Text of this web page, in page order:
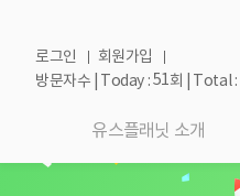
로그인
회원가입
방문자수 | Today :51회 | Total :
유스플래닛 소개